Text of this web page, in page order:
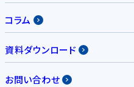
コラム
資料ダウンロード
お問い合わせ